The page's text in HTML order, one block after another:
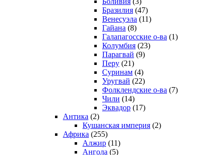
Бразилия (47)
Венесуэла (11)
Гайана (8)
Галапагосские о-ва (1)
Колумбия (23)
Парагвай (9)
Перу (21)
Суринам (4)
Уругвай (22)
Фолклендские о-ва (7)
Чили (14)
Эквадор (17)
Антика (2)
Кушанская империя (2)
Африка (255)
Алжир (11)
Ангола (5)